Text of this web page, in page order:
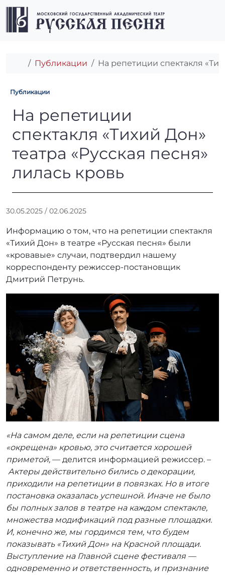
Перейти к содержимому
Перейти к футеру
Главная
Публикации На репетиции спектакля
Публикации
На репетиции спектакля
На репетиции
спектакля «Тихий Дон»
театра «Русская песня»
лилась кровь
30.05.2025 / 02.06.2025
т
о
р
_
i
n
Информацию о том, что на репетиции спектакля
«Тихий Дон» в театре «Русская песня» были
«кровавые» случаи, подтвердил нашему
корреспонденту режиссер-постановщик
Дмитрий Петрунь.
«На самом деле, если на репетиции сцена
«окрещена» кровью, это считается хорошей
приметой, — делится информацией режиссер. –
Актеры действительно бились о декорации,
приходили на репетиции в повязках. Но в итоге
постановка оказалась успешной. Иначе не было
бы полных залов в театре на каждом спектакле,
множества модификаций под разные площадки.
И, конечно же, мы гордимся тем, что будем
показывать «Тихий Дон» на Красной площади.
Выступление на Главной сцене фестиваля —
одновременно и ответственность, и признание